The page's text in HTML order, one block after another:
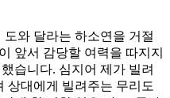
와 달라는 하소연을 거절
앞서 감당할 여력을 따지지
습니다. 심지어 제가 빌려
상대에게 빌려주는 무리도